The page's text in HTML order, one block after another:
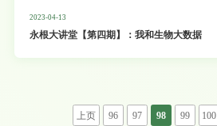
2023-04-13
永根大讲堂【第四期】：我和生物大数据
上页 96 97 98 99 100